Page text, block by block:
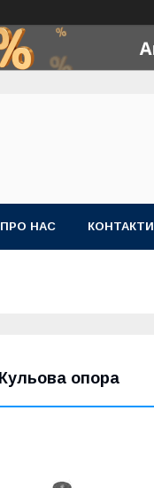
ПРО НАС КОНТАКТИ
Кульова опора